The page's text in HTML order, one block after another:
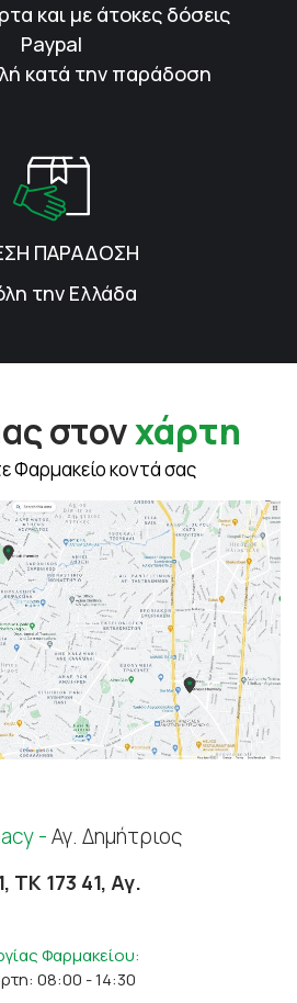
και με άτοκες δόσεις
Paypal
κατά την παράδοση
ΠΑΡΑΔΟΣΗ
την Ελλάδα
στονχάρτη
Φαρμακείο κοντά σας
-Αγ. Δημήτριος
ΤΚ 173 41, Αγ.
Φαρμακείου:
08:00 - 14:30